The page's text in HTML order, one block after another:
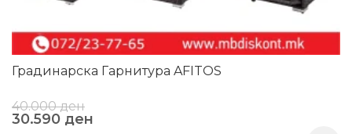
Градинарска Гарнитура AFITOS
40.000ден
30.590 ден